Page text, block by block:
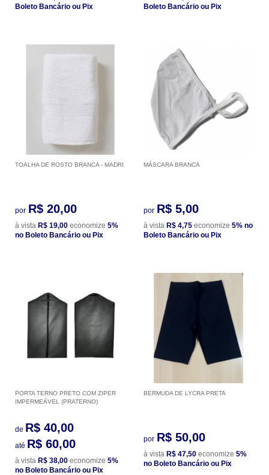
Boleto Bancário ou Pix
Boleto Bancário ou Pix
TOALHA DE ROSTO BRANCA - MADRI
por R$ 20,00
à vista R$ 19,00 economize 5%
no Boleto Bancário ou Pix
MÁSCARA BRANCA
por R$ 5,00
à vista R$ 4,75 economize 5% no
Boleto Bancário ou Pix
PORTA TERNO PRETO COM ZIPER
IMPERMEÁVEL (PRATERNO)
de R$ 40,00
até R$ 60,00
à vista R$ 38,00 economize 5%
no Boleto Bancário ou Pix
BERMUDA DE LYCRA PRETA
por R$ 50,00
à vista R$ 47,50 economize 5%
no Boleto Bancário ou Pix